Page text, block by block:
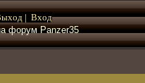
| Вход
форум Panzer35